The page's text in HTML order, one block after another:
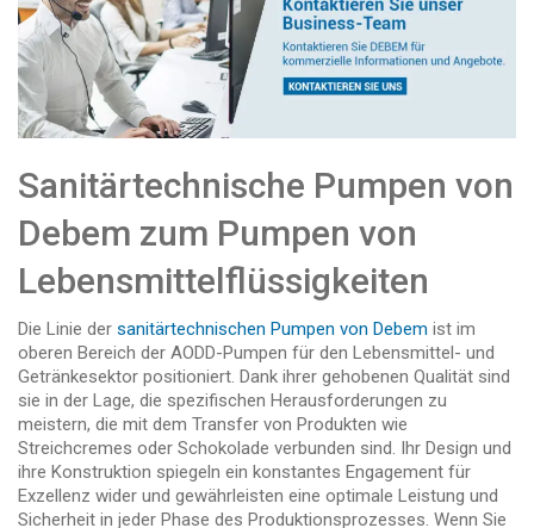
Sanitärtechnische Pumpen von
Debem zum Pumpen von
Lebensmittelflüssigkeiten
Die Linie der sanitärtechnischen Pumpen von Debem ist im
oberen Bereich der AODD-Pumpen für den Lebensmittel- und
Getränkesektor positioniert. Dank ihrer gehobenen Qualität sind
sie in der Lage, die spezifischen Herausforderungen zu
meistern, die mit dem Transfer von Produkten wie
Streichcremes oder Schokolade verbunden sind. Ihr Design und
ihre Konstruktion spiegeln ein konstantes Engagement für
Exzellenz wider und gewährleisten eine optimale Leistung und
Sicherheit in jeder Phase des Produktionsprozesses. Wenn Sie